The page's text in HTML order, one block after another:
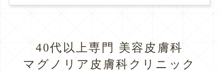
40代以上専門 美容皮膚科
マグノリア皮膚科クリニック